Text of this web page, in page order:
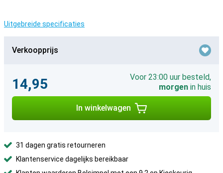
Uitgebreide specificaties
Verkoopprijs
14,95
Voor 23:00 uur besteld,
morgen in huis
In winkelwagen
31 dagen gratis retourneren
Klantenservice dagelijks bereikbaar